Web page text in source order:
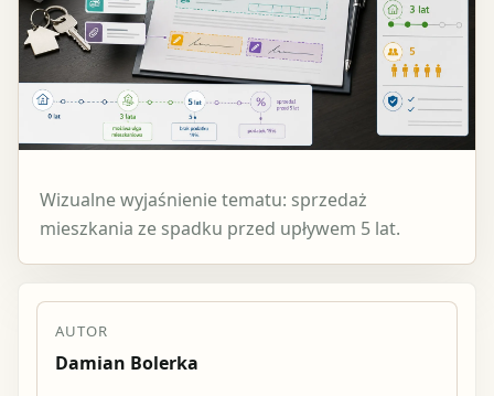
Wizualne wyjaśnienie tematu: sprzedaż
mieszkania ze spadku przed upływem 5 lat.
AUTOR
Damian Bolerka